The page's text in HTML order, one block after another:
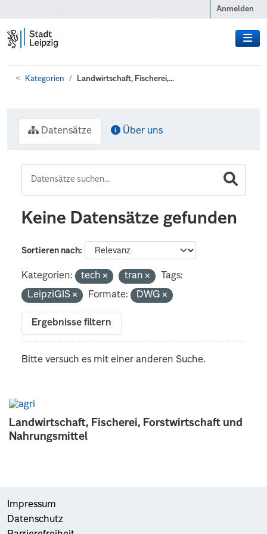
Anmelden
Kategorien Landwirtschaft, Fischerei,...
Landwirtschaft, Fischerei, Forstwirtschaft und
Nahrungsmittel
Datensätze Über uns
Keine Datensätze gefunden
Sortieren nach
Kategorien: tech tran
Tags:
LeipziGIS
Formate: DWG
Ergebnisse filtern
Bitte versuch es mit einer anderen Suche.
Impressum
Datenschutz